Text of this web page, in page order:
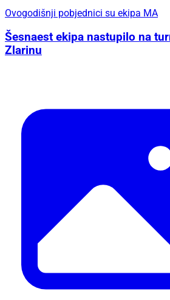
Ovogodišnji pobjednici su ekipa MA
Šesnaest ekipa nastupilo na
Zlarinu